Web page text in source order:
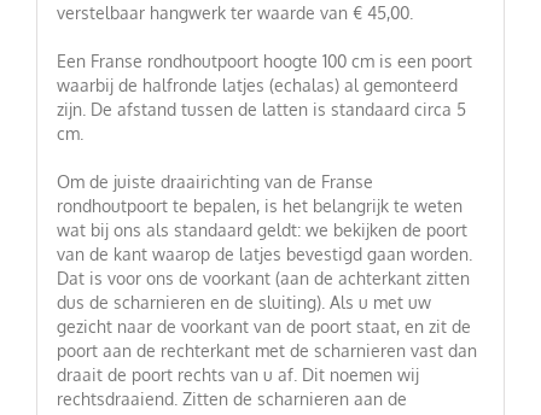
verstelbaar hangwerk ter waarde van € 45,00.
Een Franse rondhoutpoort hoogte 100 cm is een poort
waarbij de halfronde latjes (echalas) al gemonteerd
zijn. De afstand tussen de latten is standaard circa 5
cm.
Om de juiste draairichting van de Franse
rondhoutpoort te bepalen, is het belangrijk te weten
wat bij ons als standaard geldt: we bekijken de poort
van de kant waarop de latjes bevestigd gaan worden.
Dat is voor ons de voorkant (aan de achterkant zitten
dus de scharnieren en de sluiting). Als u met uw
gezicht naar de voorkant van de poort staat, en zit de
poort aan de rechterkant met de scharnieren vast dan
draait de poort rechts van u af. Dit noemen wij
rechtsdraaiend. Zitten de scharnieren aan de